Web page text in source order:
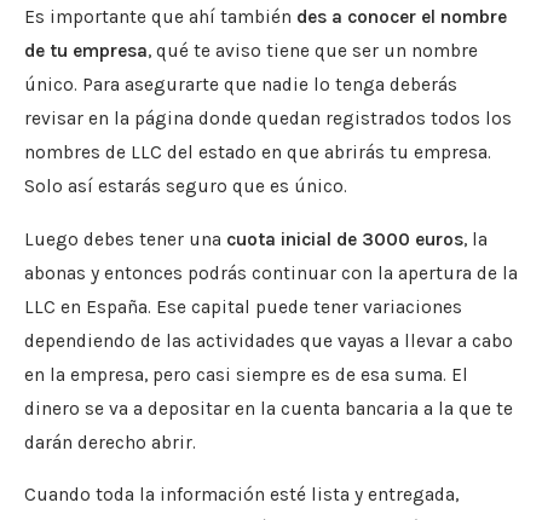
Es importante que ahí también des a conocer el nombre
de tu empresa, qué te aviso tiene que ser un nombre
único. Para asegurarte que nadie lo tenga deberás
revisar en la página donde quedan registrados todos los
nombres de LLC del estado en que abrirás tu empresa.
Solo así estarás seguro que es único.
Luego debes tener una cuota inicial de 3000 euros, la
abonas y entonces podrás continuar con la apertura de la
LLC en España. Ese capital puede tener variaciones
dependiendo de las actividades que vayas a llevar a cabo
en la empresa, pero casi siempre es de esa suma. El
dinero se va a depositar en la cuenta bancaria a la que te
darán derecho abrir.
Cuando toda la información esté lista y entregada,